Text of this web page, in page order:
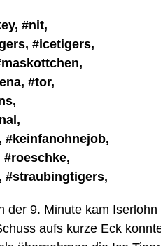
der 9. Minute kam
aufs kurze Eck